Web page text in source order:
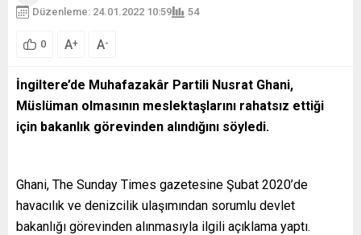
Düzenleme: 24.01.2022 10:59
54
0 A+ A-
İngiltere’de Muhafazakâr Partili Nusrat Ghani,
Müslüman olmasının meslektaşlarını rahatsız ettiği
için bakanlık görevinden alındığını söyledi.
Ghani, The Sunday Times gazetesine Şubat 2020’de
havacılık ve denizcilik ulaşımından sorumlu devlet
bakanlığı görevinden alınmasıyla ilgili açıklama yaptı.